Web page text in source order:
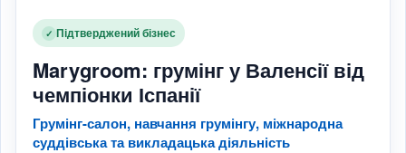
✓ Підтверджений бізнес
Marygroom: грумінг у Валенсії від
чемпіонки Іспанії
Грумінг-салон, навчання грумінгу, міжнародна
суддівська та викладацька діяльність